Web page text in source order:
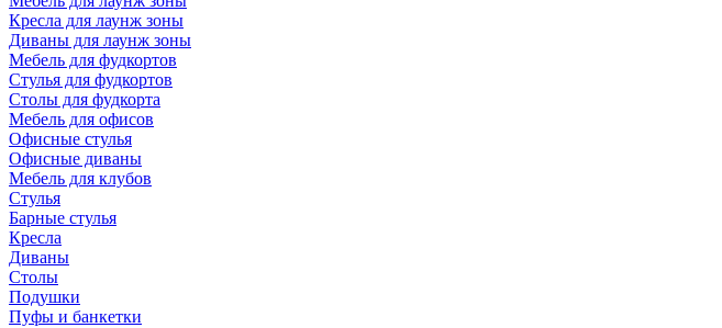
Кресла для лаунж зоны
Диваны для лаунж зоны
Мебель для фудкортов
Стулья для фудкортов
Столы для фудкорта
Мебель для офисов
Офисные стулья
Офисные диваны
Мебель для клубов
Стулья
Барные стулья
Кресла
Диваны
Столы
Подушки
Пуфы и банкетки